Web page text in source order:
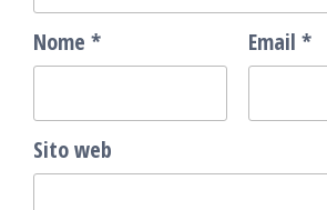
Nome * Email *
Sito web